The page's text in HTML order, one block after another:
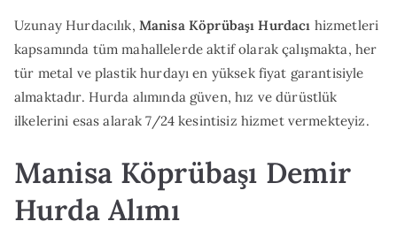
Uzunay Hurdacılık, Manisa Köprübaşı Hurdacı hizmetleri
kapsamında tüm mahallelerde aktif olarak çalışmakta, her
tür metal ve plastik hurdayı en yüksek fiyat garantisiyle
almaktadır. Hurda alımında güven, hız ve dürüstlük
ilkelerini esas alarak 7/24 kesintisiz hizmet vermekteyiz.
Manisa Köprübaşı Demir
Hurda Alımı